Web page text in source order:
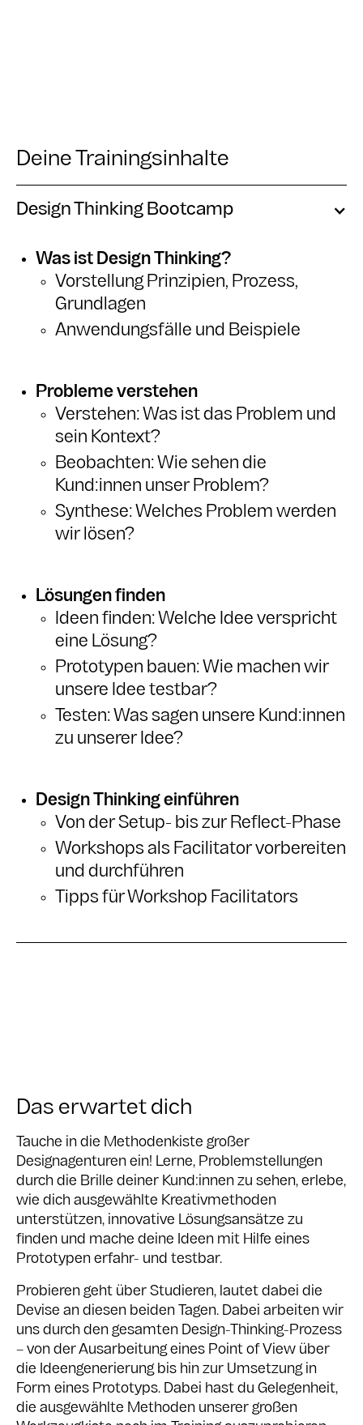
Deine Trainingsinhalte
Design Thinking Bootcamp
Was ist Design Thinking?
Vorstellung Prinzipien, Prozess,
Grundlagen
Anwendungsfälle und Beispiele
Probleme verstehen
Verstehen: Was ist das Problem und
sein Kontext?
Beobachten: Wie sehen die
Kund:innen unser Problem?
Synthese: Welches Problem werden
wir lösen?
Lösungen finden
Ideen finden: Welche Idee verspricht
eine Lösung?
Prototypen bauen: Wie machen wir
unsere Idee testbar?
Testen: Was sagen unsere Kund:innen
zu unserer Idee?
Design Thinking einführen
Von der Setup- bis zur Reflect-Phase
Workshops als Facilitator vorbereiten
und durchführen
Tipps für Workshop Facilitators
Das erwartet dich
Tauche in die Methodenkiste großer
Designagenturen ein! Lerne, Problemstellungen
durch die Brille deiner Kund:innen zu sehen, erlebe,
wie dich ausgewählte Kreativmethoden
unterstützen, innovative Lösungsansätze zu
finden und mache deine Ideen mit Hilfe eines
Prototypen erfahr- und testbar.
Probieren geht über Studieren, lautet dabei die
Devise an diesen beiden Tagen. Dabei arbeiten wir
uns durch den gesamten Design-Thinking-Prozess
– von der Ausarbeitung eines Point of View über
die Ideengenerierung bis hin zur Umsetzung in
Form eines Prototyps. Dabei hast du Gelegenheit,
die ausgewählte Methoden unserer großen